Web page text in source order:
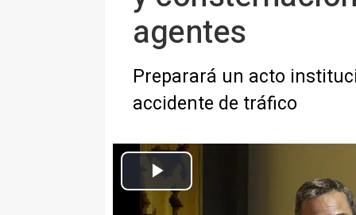
agentes
Preparará un acto
accidente de tráfico
El vicepresidente primero y consejero de
Europa Press Navarra
Actualizado: miércoles, 3 junio 2026 15:33